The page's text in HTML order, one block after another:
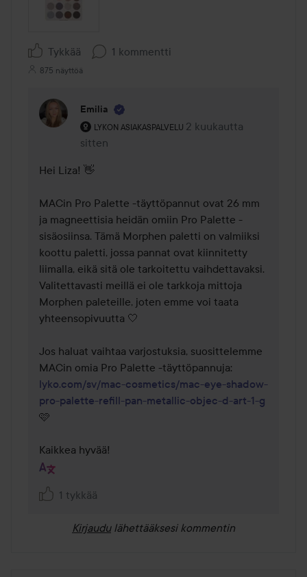
Tykkää 1 kommentti
875 näyttöä
Emilia
LYKON ASIAKASPALVELU
Käyttäjän rooli: Lykon asiakaspalvelu .
2 kuukautta
sitten
Kommentti lisättiin 2
Hei Liza! 👋
MACin Pro Palette -täyttöpannut ovat 26 mm
ja magneettisia heidän omiin Pro Palette -
sisäosiinsa. Tämä Morphen paletti on valmiiksi
koottu paletti, jossa pannat ovat kiinnitetty
liimalla, eikä sitä ole tarkoitettu vaihdettavaksi.
Valitettavasti meillä ei ole tarkkoja mittoja
Morphen paleteille, joten emme voi taata
yhteensopivuutta 🤍
Jos haluat vaihtaa varjostuksia, suosittelemme
lyko.com/sv/mac-cosmetics/mac-eye-shadow-
pro-palette-refill-pan-metallic-objec-d-art-1-g
🩷
Kaikkea hyvää!
1 tykkää
Kirjaudu lähettääksesi kommentin